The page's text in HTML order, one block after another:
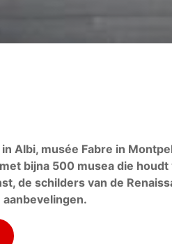
Albi, musée Fabre in
bijna 500 musea die
de schilders van de